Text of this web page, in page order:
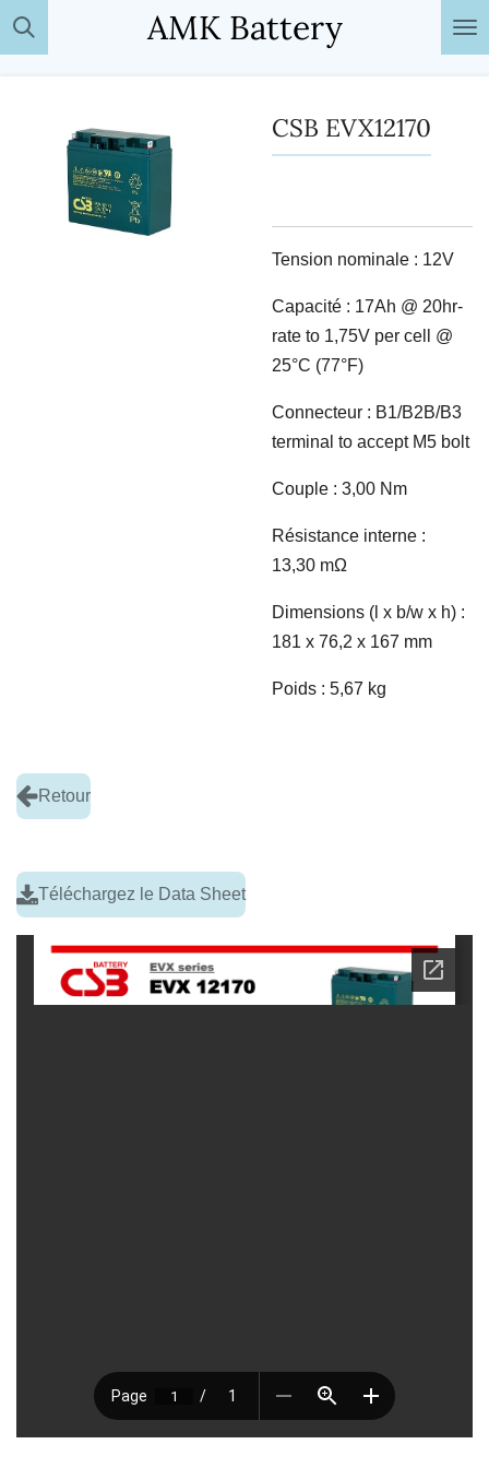
Passer
au
AMK Battery
CSB EVX12170
Tension nominale : 12V
Capacité : 17Ah @ 20hr-
rate to 1,75V per cell @
25°C (77°F)
Connecteur : B1/B2B/B3
terminal to accept M5 bolt
Couple : 3,00 Nm
Résistance interne :
13,30 mΩ
Dimensions (l x b/w x h) :
181 x 76,2 x 167 mm
Poids : 5,67 kg
Retour
Téléchargez le Data Sheet